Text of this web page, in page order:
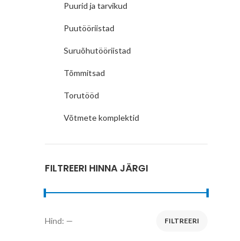
Puurid ja tarvikud
Puutööriistad
Suruõhutööriistad
Tõmmitsad
Torutööd
Võtmete komplektid
FILTREERI HINNA JÄRGI
FILTREERI
Hind: —